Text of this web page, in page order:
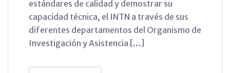
estándares de calidad y demostrar su
capacidad técnica, el INTN a través de sus
diferentes departamentos del Organismo de
Investigación y Asistencia […]